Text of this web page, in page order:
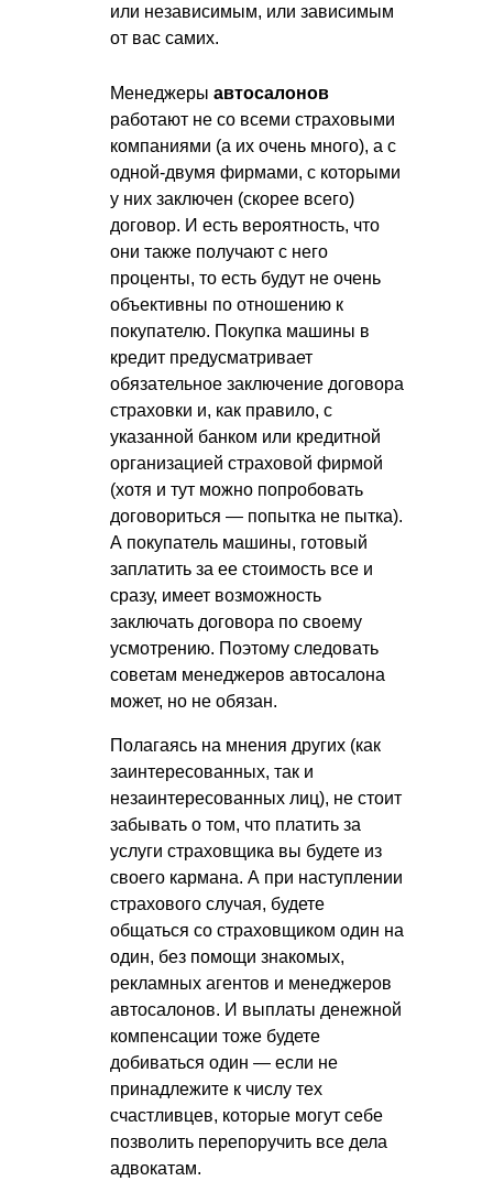
или независимым, или зависимым
от вас самих.
Менеджеры автосалонов
работают не со всеми страховыми
компаниями (а их очень много), а с
одной-двумя фирмами, с которыми
у них заключен (скорее всего)
договор. И есть вероятность, что
они также получают с него
проценты, то есть будут не очень
объективны по отношению к
покупателю. Покупка машины в
кредит предусматривает
обязательное заключение договора
страховки и, как правило, с
указанной банком или кредитной
организацией страховой фирмой
(хотя и тут можно попробовать
договориться — попытка не пытка).
А покупатель машины, готовый
заплатить за ее стоимость все и
сразу, имеет возможность
заключать договора по своему
усмотрению. Поэтому следовать
советам менеджеров автосалона
может, но не обязан.
Полагаясь на мнения других (как
заинтересованных, так и
незаинтересованных лиц), не стоит
забывать о том, что платить за
услуги страховщика вы будете из
своего кармана. А при наступлении
страхового случая, будете
общаться со страховщиком один на
один, без помощи знакомых,
рекламных агентов и менеджеров
автосалонов. И выплаты денежной
компенсации тоже будете
добиваться один — если не
принадлежите к числу тех
счастливцев, которые могут себе
позволить перепоручить все дела
адвокатам.